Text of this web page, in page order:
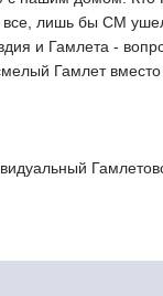
лишь бы СМ
и Гамлета -
Гамлет